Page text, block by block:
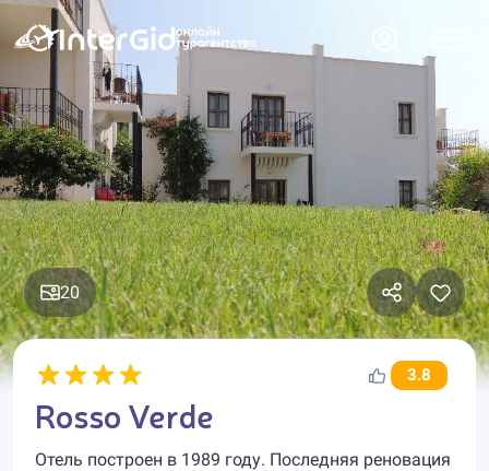
20
3.8
Rosso Verde
Отель построен в 1989 году. Последняя реновация